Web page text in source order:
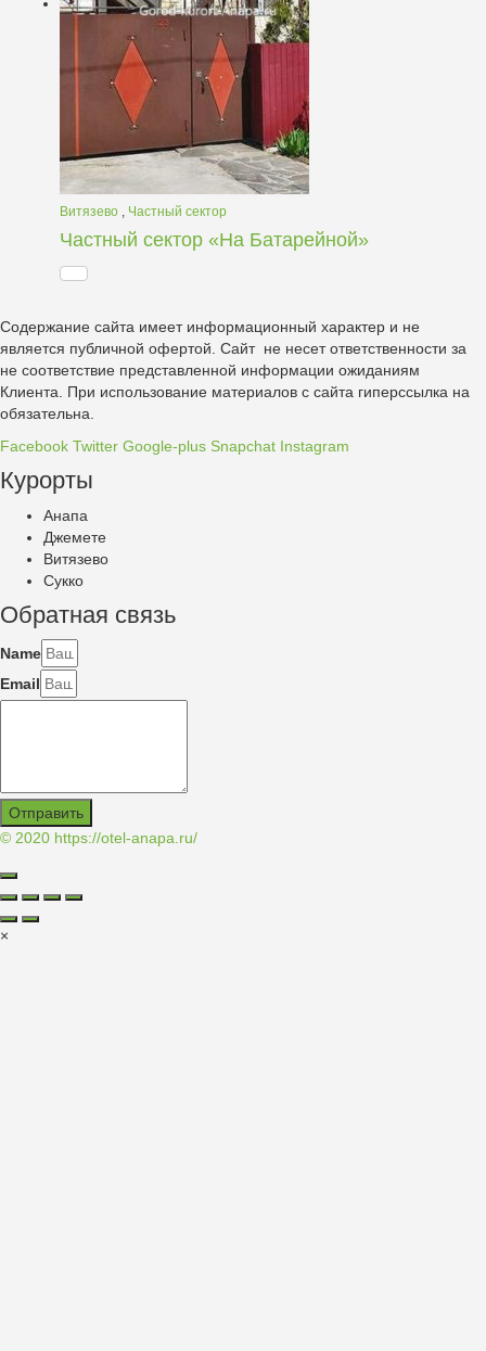
Витязево , Частный сектор
Частный сектор «На Батарейной»
Содержание сайта имеет информационный характер и не
является публичной офертой. Сайт не несет ответственности за
не соответствие представленной информации ожиданиям
Клиента. При использование материалов с сайта гиперссылка на
обязательна.
Facebook Twitter Google-plus Snapchat Instagram
Курорты
Анапа
Джемете
Витязево
Сукко
Обратная связь
Name
Email
Отправить
© 2020 https://otel-anapa.ru/
×